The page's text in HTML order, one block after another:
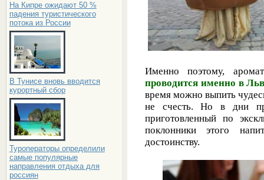
На Кипре ожидают 50 %
падения туристического
потока из России
В Тунисе вновь вводится
курортный сбор
Туроператоры определили
самые популярные
направления отдыха для
россиян
Именно поэтому,
проводится именно в
время можно выпить
не счесть. Но в дни
приготовленный по
поклонники этого
достоинству.